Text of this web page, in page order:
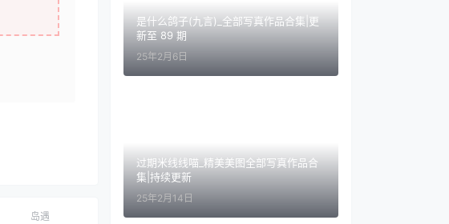
岛遇
是什么鸽子(九言)_全部写真作品合集|更
新至 89 期
25年2月6日
过期米线线喵_精美美图全部写真作品合
集|持续更新
25年2月14日